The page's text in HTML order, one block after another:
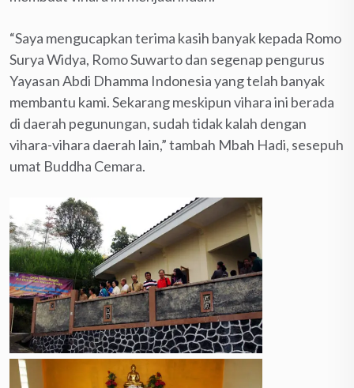
“Saya mengucapkan terima kasih banyak kepada Romo
Surya Widya, Romo Suwarto dan segenap pengurus
Yayasan Abdi Dhamma Indonesia yang telah banyak
membantu kami. Sekarang meskipun vihara ini berada
di daerah pegunungan, sudah tidak kalah dengan
vihara-vihara daerah lain,” tambah Mbah Hadi, sesepuh
umat Buddha Cemara.